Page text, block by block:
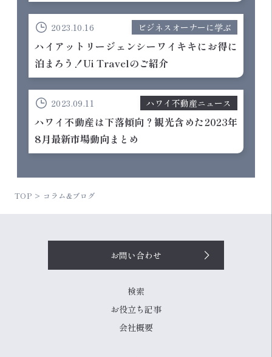
2023.10.16 ビジネスオーナーに学ぶ
ハイアットリージェンシーワイキキにお得に
泊まろう！Ui Travelのご紹介
2023.09.11 ハワイ不動産ニュース
ハワイ不動産は下落傾向？観光含めた2023年
8月最新市場動向まとめ
TOP コラム&ブログ
お問い合わせ
検索
お役立ち記事
会社概要